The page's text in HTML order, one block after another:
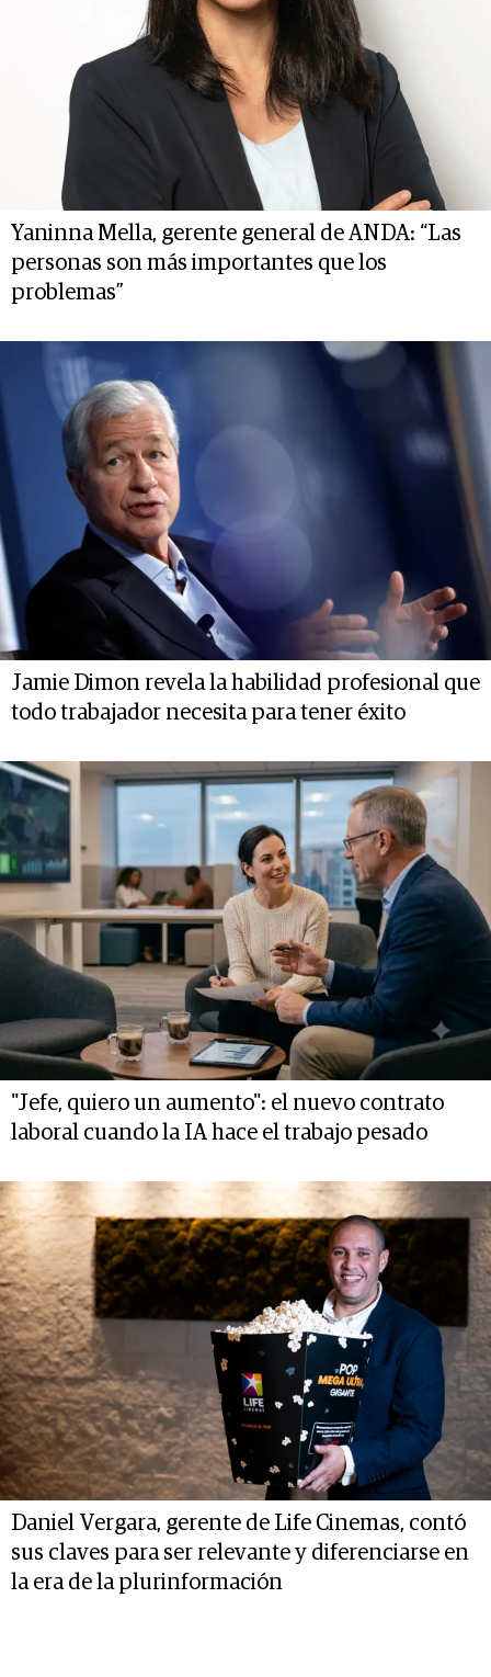
Yaninna Mella, gerente general de ANDA: “Las
personas son más importantes que los
problemas”
Jamie Dimon revela la habilidad profesional que
todo trabajador necesita para tener éxito
"Jefe, quiero un aumento": el nuevo contrato
laboral cuando la IA hace el trabajo pesado
Daniel Vergara, gerente de Life Cinemas, contó
sus claves para ser relevante y diferenciarse en
la era de la plurinformación